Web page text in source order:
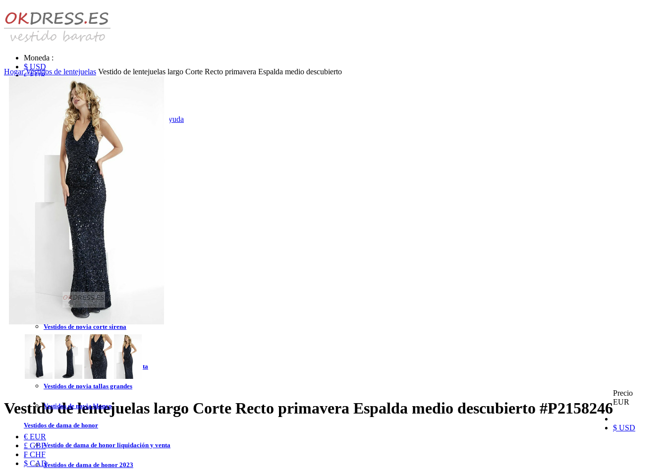
Moneda :
$ USD
€ EUR
Identificarse & Registrarse |Obtener la contraseña Ayuda
Vestidos de novia
Vestido de novia liquidación y venta
Vestidos de novia vendimia
Vestidos de novia 2023
Vestidos de novia sin tirantes
Vestidos de novia encaje
Vestidos de novia corte princesa
Vestidos de novia sencillo
Vestidos de novia corte sirena
Vestidos de novia corto
Vestidos de novia espalda descubierta
Vestidos de novia tallas grandes
Vestidos de novia blanco
Vestidos de dama de honor
Vestido de dama de honor liquidación y venta
Vestidos de dama de honor 2023
Hogar Vestidos de lentejuelas Vestido de lentejuelas largo Corte Recto primavera Espalda medio descubierto
Vestido de lentejuelas largo Corte Recto primavera Espalda medio descubierto #P2158246
Precio
EUR
$ USD
€ EUR
£ GBP
₣ CHF
$ CAD